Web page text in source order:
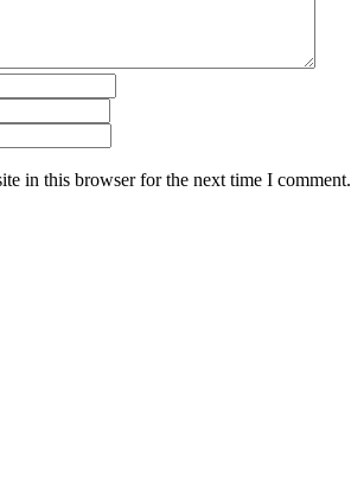
in this browser for the next time I comment.